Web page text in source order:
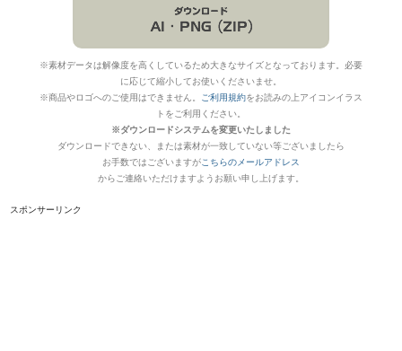
※素材データは解像度を高くしているため大きなサイズとなっております。必要
に応じて縮小してお使いくださいませ。
※商品やロゴへのご使用はできません。
ご利用規約をお読みの上アイコンイラス
トをご利用ください。
※ダウンロードシステムを変更いたしました
ダウンロードできない、または素材が一致していない等ございましたら
お手数ではございますがこちらのメールアドレス
からご連絡いただけますようお願い申し上げます。
スポンサーリンク